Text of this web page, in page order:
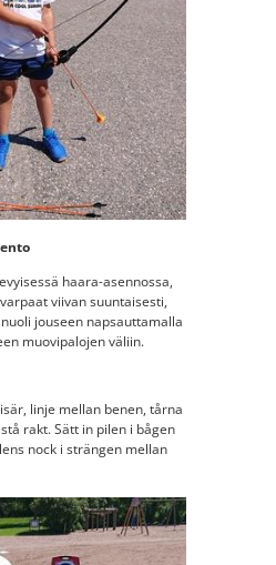
haara-asennossa,
viivan suuntaisesti,
jouseen napsauttamalla
muovipalojen väliin.
linje mellan benen, tårna
rakt. Sätt in pilen i bågen
nock i strängen mellan